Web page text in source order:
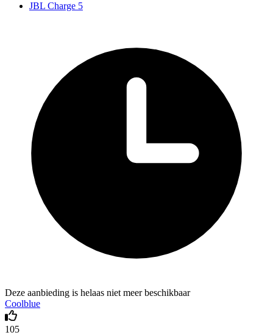
JBL Charge 5
Deze aanbieding is helaas niet meer beschikbaar
Coolblue
105